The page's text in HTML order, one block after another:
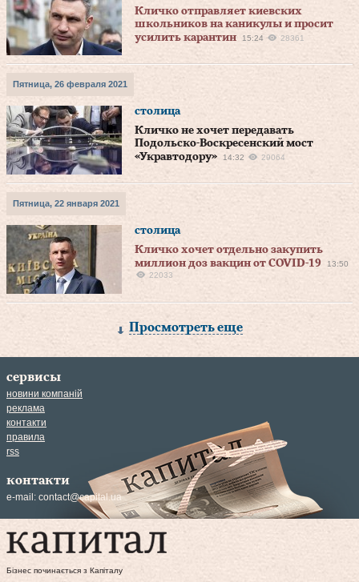
Кличко отправляет киевских
школьников на каникулы и просит
усилить карантин
15:24 28361
Пятница, 26 февраля 2021
столица
Кличко не хочет передавать
Подольско-Воскресенский мост
«Укравтодору»
14:32 29064
Пятница, 22 января 2021
столица
Кличко хочет отдельно закупить
миллион доз вакцин от COVID-19
13:50
22033
Просмотреть еще
сервисы
новини компаній
реклама
контакти
правила
rss
контакти
e-mail: contact@capital.ua
Бізнес починається з Капіталу